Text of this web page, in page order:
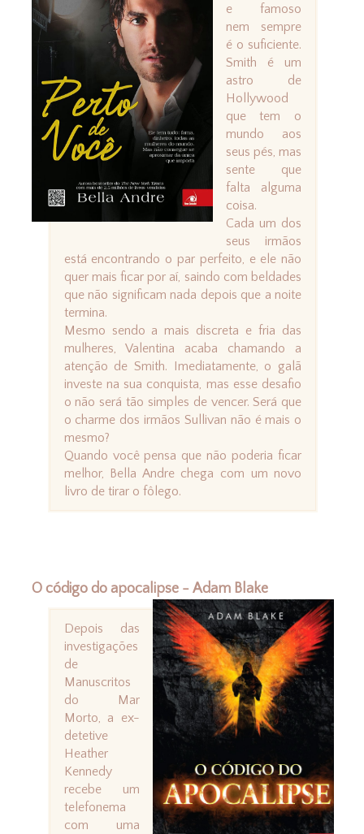
e famoso
nem sempre
é o suficiente.
Smith é um
astro de
Hollywood
que tem o
mundo aos
seus pés, mas
sente que
falta alguma
coisa.
Cada um dos
seus irmãos
está encontrando o par perfeito, e ele não
quer mais ficar por aí, saindo com beldades
que não significam nada depois que a noite
termina.
Mesmo sendo a mais discreta e fria das
mulheres, Valentina acaba chamando a
atenção de Smith. Imediatamente, o galã
investe na sua conquista, mas esse desafio
o não será tão simples de vencer. Será que
o charme dos irmãos Sullivan não é mais o
mesmo?
Quando você pensa que não poderia ficar
melhor, Bella Andre chega com um novo
livro de tirar o fôlego.
O código do apocalipse - Adam Blake
Depois das
investigações
de
Manuscritos
do Mar
Morto, a ex-
detetive
Heather
Kennedy
recebe um
telefonema
com uma